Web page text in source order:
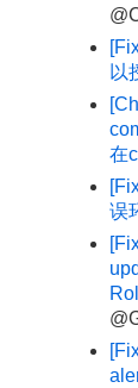
以
在
误